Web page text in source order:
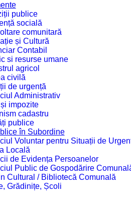
publice
socială
comunitară
și Cultură
Contabil
si resurse umane
agricol
civilă
de urgență
Administrativ
impozite
cadastru
publice
în Subordine
Voluntar pentru Situații de
Locală
de Evidența Persoanelor
Public de Gospodărire
Cultural / Bibliotecă Comunală
Grădinițe, Școli